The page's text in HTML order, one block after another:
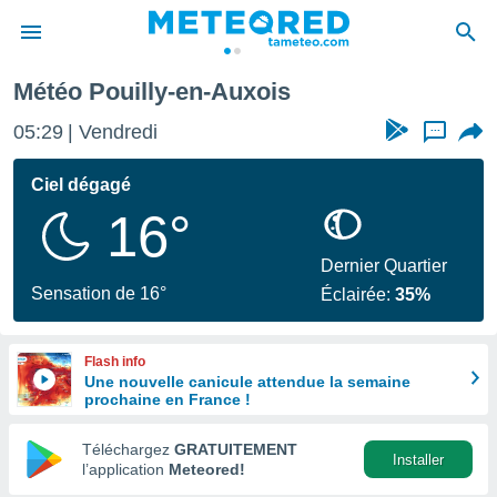
de
en
Météo Pouilly-en-Auxois
05:29 Vendredi ...
Ciel dégagé
16°
Sensation de 16°
Dernier Quartier
Éclairée:35%
Flash info
Une nouvelle canicule attendue la semaine
prochaine en France !
Téléchargez GRATUITEMENT
l’application Meteored!
Installer